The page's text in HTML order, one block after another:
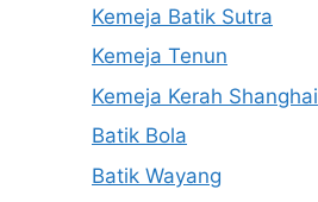
Kemeja Batik Sutra
Kemeja Tenun
Kemeja Kerah Shanghai
Batik Bola
Batik Wayang